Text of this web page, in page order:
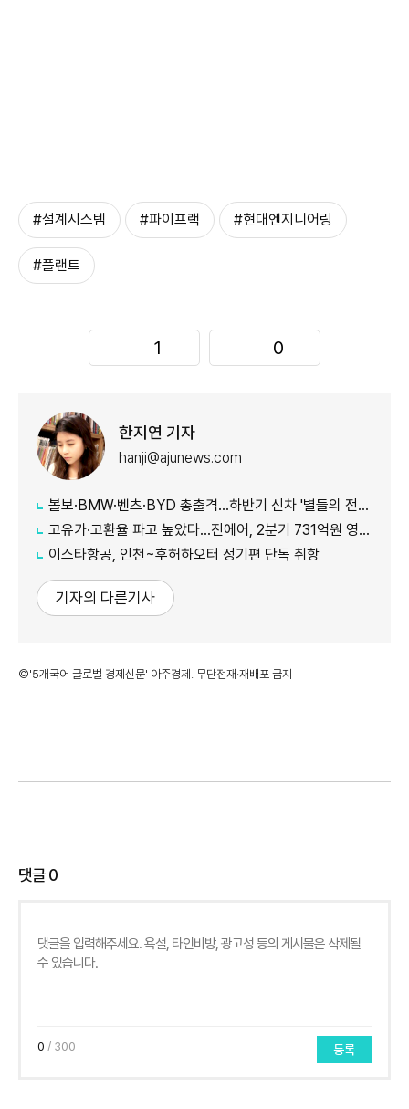
#설계시스템 #파이프랙 #현대엔지니어링
#플랜트
1 0
한지연 기자
hanji@ajunews.com
볼보·BMW·벤츠·BYD 총출격...하반기 신차 '별들의 전쟁'
고유가·고환율 파고 높았다…진에어, 2분기 731억원 영업적자
이스타항공, 인천~후허하오터 정기편 단독 취항
기자의 다른기사
©'5개국어 글로벌 경제신문' 아주경제. 무단전재·재배포 금지
댓글0
0 / 300 등록